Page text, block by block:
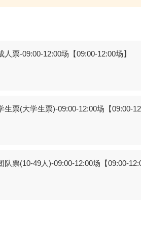
票-09:00-12:00场【09:00-12:00场】
票(大学生票)-09:00-12:00场【09:00-
票(10-49人)-09:00-12:00场【09:00-